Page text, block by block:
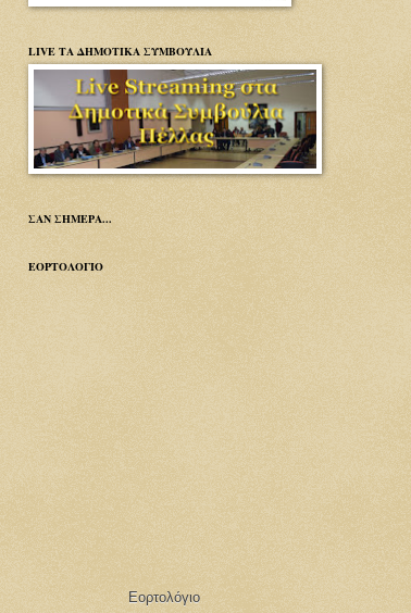
LIVE ΤΑ ΔΗΜΟΤΙΚΑ ΣΥΜΒΟΥΛΙΑ
ΣΑΝ ΣΗΜΕΡΑ...
ΕΟΡΤΟΛΟΓΙΟ
Εορτολόγιο